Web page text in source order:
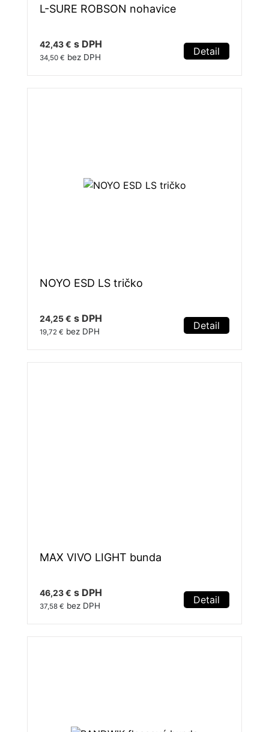
L-SURE ROBSON nohavice
42,43 € s DPH
34,50 € bez DPH Detail
NOYO ESD LS tričko
24,25 € s DPH
19,72 € bez DPH Detail
MAX VIVO LIGHT bunda
46,23 € s DPH
37,58 € bez DPH Detail